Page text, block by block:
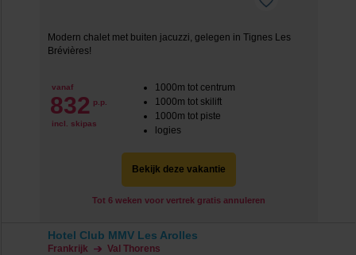
Modern chalet met buiten jacuzzi, gelegen in Tignes Les
Brévières!
vanaf
832 p.p.
incl. skipas
1000m tot centrum
1000m tot skilift
1000m tot piste
logies
Bekijk deze vakantie
Tot 6 weken voor vertrek gratis annuleren
Hotel Club MMV Les Arolles
Frankrijk Val Thorens